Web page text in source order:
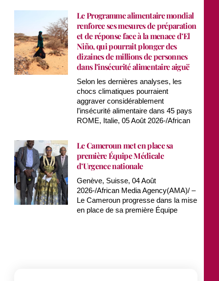
Le Programme alimentaire mondial
renforce ses mesures de préparation
et de réponse face à la menace d’El
Niño, qui pourrait plonger des
dizaines de millions de personnes
dans l’insécurité alimentaire aiguë
Selon les dernières analyses, les
chocs climatiques pourraient
aggraver considérablement
l’insécurité alimentaire dans 45 pays
ROME, Italie, 05 Août 2026-/African
Le Cameroun met en place sa
première Équipe Médicale
d’Urgence nationale
Genève, Suisse, 04 Août
2026-/African Media Agency(AMA)/ –
Le Cameroun progresse dans la mise
en place de sa première Équipe